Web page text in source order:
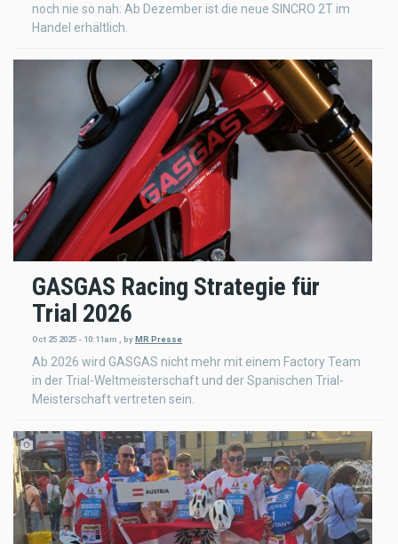
noch nie so nah: Ab Dezember ist die neue SINCRO 2T im
Handel erhältlich.
GASGAS Racing Strategie für
Trial 2026
Oct 25 2025 - 10:11am byMR Presse
Ab 2026 wird GASGAS nicht mehr mit einem Factory Team
in der Trial-Weltmeisterschaft und der Spanischen Trial-
Meisterschaft vertreten sein.